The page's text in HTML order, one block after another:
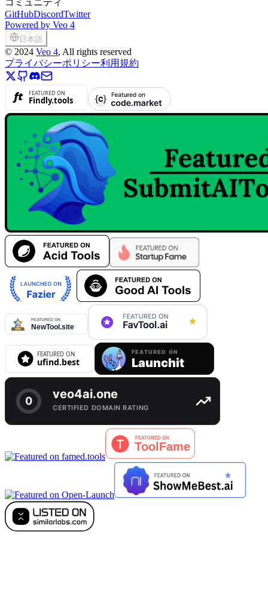
コミュニティ
GitHubDiscordTwitter
Powered by Veo 4
日本語
© 2024 Veo 4, All rights reserved
プライバシーポリシー利用規約